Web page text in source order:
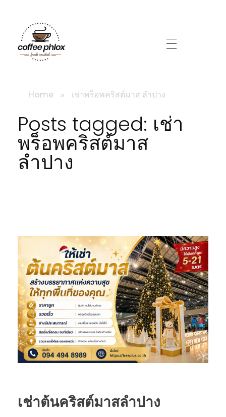
Home » เช่าพร็อพคริสต์มาส ลำปาง
Posts tagged: เช่า
พร็อพคริสต์มาส
ลำปาง
เช่าต้นคริสต์มาสลำปาง